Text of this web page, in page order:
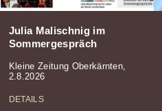
Julia Malischnig im
Sommergespräch
Kleine Zeitung Oberkärnten,
2.8.2026
DETAILS